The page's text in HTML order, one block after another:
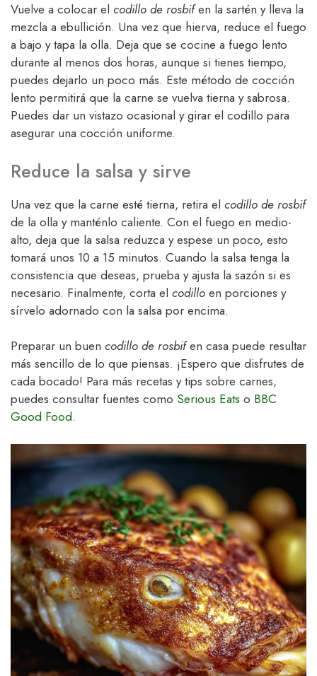
Vuelve a colocar el codillo de rosbifen la sartén y lleva la
mezcla a ebullición. Una vez que hierva, reduce el fuego
a bajo y tapa la olla. Deja que se cocine a fuego lento
durante al menos dos horas, aunque si tienes tiempo,
puedes dejarlo un poco más. Este método de cocción
lento permitirá que la carne se vuelva tierna y sabrosa.
Puedes dar un vistazo ocasional y girar el codillo para
asegurar una cocción uniforme.
Reduce la salsa y sirve
Una vez que la carne esté tierna, retira el codillo de rosbif
de la olla y manténlo caliente. Con el fuego en medio-
alto, deja que la salsa reduzca y espese un poco, esto
tomará unos 10 a 15 minutos. Cuando la salsa tenga la
consistencia que deseas, prueba y ajusta la sazón si es
necesario. Finalmente, corta el codillo en porciones y
sírvelo adornado con la salsa por encima.
Preparar un buen codillo de rosbifen casa puede resultar
más sencillo de lo que piensas. ¡Espero que disfrutes de
cada bocado! Para más recetas y tips sobre carnes,
puedes consultar fuentes como Serious Eats o BBC
Good Food.